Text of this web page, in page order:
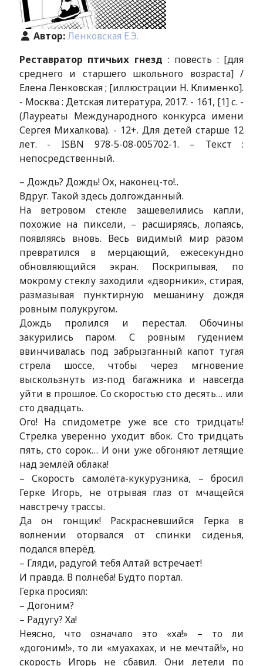
Автор:Ленковская Е.Э.
Реставратор птичьих гнезд : повесть : [для
среднего и старшего школьного возраста] /
Елена Ленковская ; [иллюстрации Н. Клименко].
- Москва : Детская литература, 2017. - 161, [1] с. -
(Лауреаты Международного конкурса имени
Сергея Михалкова). - 12+. Для детей старше 12
лет. - ISBN 978-5-08-005702-1. – Текст :
непосредственный.
– Дождь? Дождь! Ох, наконец-то!..
Вдруг. Такой здесь долгожданный.
На ветровом стекле зашевелились капли,
похожие на пиксели, – расширяясь, лопаясь,
появляясь вновь. Весь видимый мир разом
превратился в мерцающий, ежесекундно
обновляющийся экран. Поскрипывая, по
мокрому стеклу заходили «дворники», стирая,
размазывая пунктирную мешанину дождя
ровным полукругом.
Дождь пролился и перестал. Обочины
закурились паром. С ровным гудением
ввинчивалась под забрызганный капот тугая
стрела шоссе, чтобы через мгновение
выскользнуть из-под багажника и навсегда
уйти в прошлое. Со скоростью сто десять… или
сто двадцать.
Ого! На спидометре уже все сто тридцать!
Стрелка уверенно уходит вбок. Сто тридцать
пять, сто сорок… И они уже обгоняют летящие
над землёй облака!
– Скорость самолёта-кукурузника, – бросил
Герке Игорь, не отрывая глаз от мчащейся
навстречу трассы.
Да он гонщик! Раскрасневшийся Герка в
волнении оторвался от спинки сиденья,
подался вперёд.
– Гляди, радугой тебя Алтай встречает!
И правда. В полнеба! Будто портал.
Герка просиял:
– Догоним?
– Радугу? Ха!
Неясно, что означало это «ха!» – то ли
«догоним!», то ли «муахахах, и не мечтай!», но
скорость Игорь не сбавил. Они летели по